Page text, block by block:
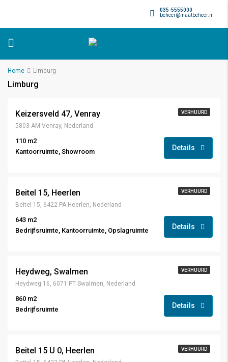
035-5555000
beheer@maatbeheer.nl
Home Limburg
Limburg
VERHUURD
Keizersveld 47, Venray
5803 AM Venray, Nederland
110 m2
Kantoorruimte, Showroom
Details
VERHUURD
Beitel 15, Heerlen
Beitel 15, 6422 PA Heerlen, Nederland
643 m2
Bedrijfsruimte, Kantoorruimte, Opslagruimte
Details
VERHUURD
Heydweg, Swalmen
Heydweg 16, 6071 PT Swalmen, Nederland
860 m2
Bedrijfsruimte
Details
VERHUURD
Beitel 15 U 0, Heerlen